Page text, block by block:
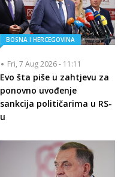
BOSNA I HERCEGOVINA
Fri, 7 Aug 2026 - 11:11
Evo šta piše u zahtjevu za
ponovno uvođenje
sankcija političarima u RS-
u